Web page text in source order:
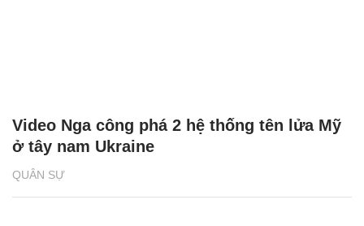
QUÂN SỰ
Video Nga công phá 2 hệ thống tên lửa Mỹ
ở tây nam Ukraine